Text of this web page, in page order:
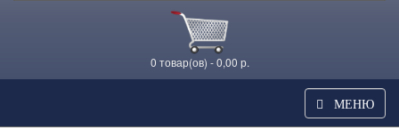
0 товар(ов) - 0,00 р.
МЕНЮ